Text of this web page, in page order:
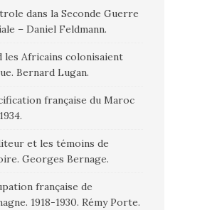
dans la Seconde Guerre
– Daniel Feldmann.
les Africains colonisaient
Bernard Lugan.
française du Maroc
et les témoins de
Georges Bernage.
française de
1918-1930. Rémy Porte.